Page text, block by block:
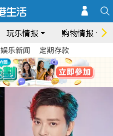
玩乐情报 购物情报
娱乐新闻 定期存款